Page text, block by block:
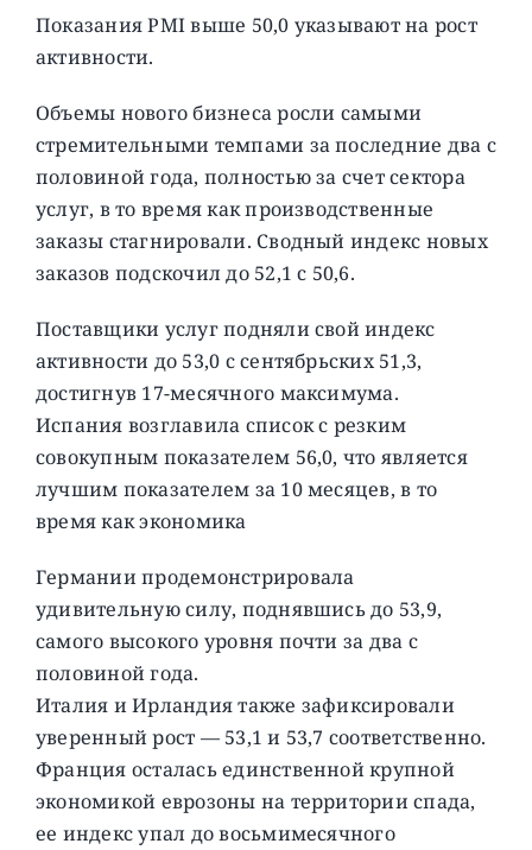
Показания PMI выше 50,0 указывают на рост
активности.
Объемы нового бизнеса росли самыми
стремительными темпами за последние два с
половиной года, полностью за счет сектора
услуг, в то время как производственные
заказы стагнировали. Сводный индекс новых
заказов подскочил до 52,1 с 50,6.
Поставщики услуг подняли свой индекс
активности до 53,0 с сентябрьских 51,3,
достигнув 17-месячного максимума.
Испания возглавила список с резким
совокупным показателем 56,0, что является
лучшим показателем за 10 месяцев, в то
время как экономика
Германии продемонстрировала
удивительную силу, поднявшись до 53,9,
самого высокого уровня почти за два с
половиной года.
Италия и Ирландия также зафиксировали
уверенный рост — 53,1 и 53,7 соответственно.
Франция осталась единственной крупной
экономикой еврозоны на территории спада,
ее индекс упал до восьмимесячного